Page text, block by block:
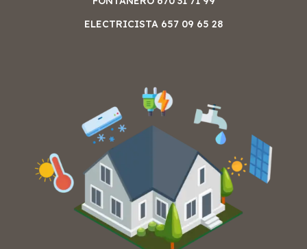
ELECTRICISTA 657 09 65 28